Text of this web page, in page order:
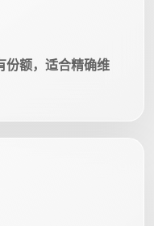
份额，适合精确维